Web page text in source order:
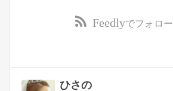
Feedlyでフォロ
ひさの